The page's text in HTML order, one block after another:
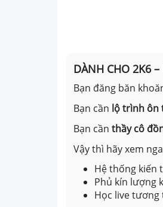
DÀNH CHO 2K6
Bạn đăng băn
Bạn cần lộ trình ôn
Bạn cần thầy cô
Vậy thì hãy xem
Hệ thống kiến
Phủ kín lượng
Học live